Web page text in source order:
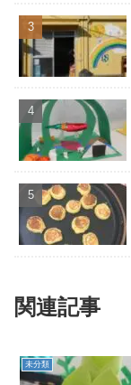
関連記事
未分類